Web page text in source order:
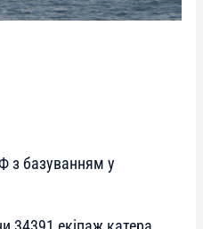
з базуванням у